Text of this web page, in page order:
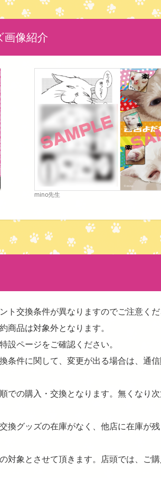
画像紹介
mino先生
ト交換条件が異なりますのでご注意くだ
商品は対象外となります。
設ページをご確認ください。
条件に関して、変更が出る場合は、通
での購入・交換となります。無くなり
換グッズの在庫がなく、他店に在庫が
対象とさせて頂きます。店頭では、ご